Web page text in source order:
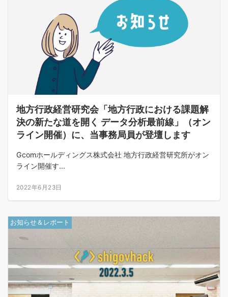
地方行政経営研究会「地方行政における課題解
決の新たな道を開く データ分析最前線」（オン
ライン開催）に、当事務局員が登壇します
Gcomホールディングス株式会社 地方行政経営研究所がオン
ライン開催す...
2022年6月23日
お知らせ＆レポート